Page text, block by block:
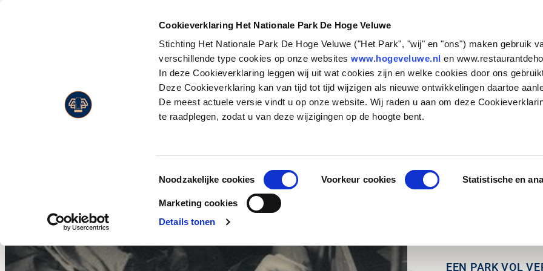
Cookieverklaring Het Nationale Park De Hoge Veluwe
Stichting Het Nationale Park De Hoge Veluwe ("Het Park", "wij" en "ons") maken gebruik
verschillende type cookies op onze websiteswww.hogeveluwe.nl en
In deze Cookieverklaring leggen wij uit wat cookies zijn en welke cookies door ons
Deze Cookieverklaring kan van tijd tot tijd wijzigen als nieuwe ontwikkelingen daartoe
De meest actuele versie vindt u op onze website. Wij raden u aan om deze
te raadplegen, zodat u van deze wijzigingen op de hoogte bent.
Noodzakelijke cookies Voorkeur cookies Statistische en
Marketing cookies
Details tonen
BEZOEK
Route & adres
Activiteiten
Museonder
Jachthuis Sint Hubertus
Kröller-Müller Museum
Fietsen
Paardrijden
Zakelijk bezoek
Families en andere
groepen
Touroperators
Basisschool
Voortgezet Onderwijs
MBO, HBO en WO
Speciaal onderwijs
CULTUUR
Flora
Fauna
Landschappen
Live Wildcam
Historische verhalen
Kunst & Architectuur
Jachthuis Sint Hubertus
Kröller-Müller Museum
Natuurbeheer
Onderzoeken in het Park
Updates
Particulieren
Bedrijven
Fondsen en stichtingen
Organisatie
Werken bij
Stage lopen in
Jouw urn in het
Contact
EEN PARK VOL